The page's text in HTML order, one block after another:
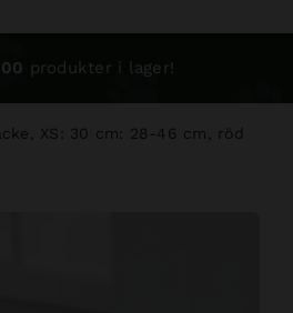
produkter i lager!
XS: 30 cm: 28-46 cm, röd